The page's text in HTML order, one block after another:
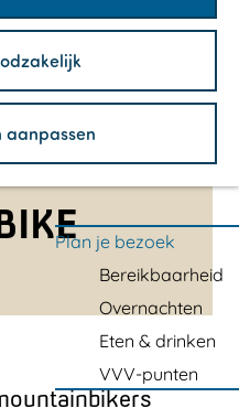
aanpassen
Vaarroutes
Plan je bezoek
Bereikbaarheid
Overnachten
Eten & drinken
VVV-punten